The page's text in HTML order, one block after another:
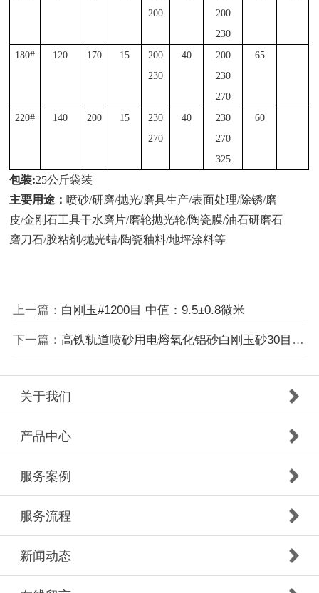
200
200
230
180# 120 170 15
200
230
40
200
230
270
65
220# 140 200 15
230
270
40
230
270
325
60
包装:25公斤袋装
主要用途： 喷砂/研磨/抛光/磨具生产/表面处理/除锈/磨
皮/金刚石工具干水磨片/磨轮抛光轮/陶瓷膜/油石研磨石
磨刀石/胶粘剂/抛光蜡/陶瓷釉料/地坪涂料等
上一篇： 白刚玉#1200目 中值：9.5±0.8微米
下一篇： 高铁轨道喷砂用电熔氧化铝砂白刚玉砂30目 36目
关于我们
产品中心
服务案例
服务流程
新闻动态